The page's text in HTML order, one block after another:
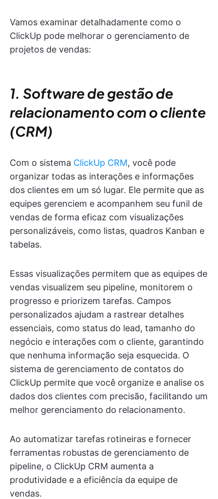
Vamos examinar detalhadamente como o
ClickUp pode melhorar o gerenciamento de
projetos de vendas:
1. Software de gestão de
relacionamento com o cliente
(CRM)
Com o sistema ClickUp CRM, você pode
organizar todas as interações e informações
dos clientes em um só lugar. Ele permite que as
equipes gerenciem e acompanhem seu funil de
vendas de forma eficaz com visualizações
personalizáveis, como listas, quadros Kanban e
tabelas.
Essas visualizações permitem que as equipes de
vendas visualizem seu pipeline, monitorem o
progresso e priorizem tarefas. Campos
personalizados ajudam a rastrear detalhes
essenciais, como status do lead, tamanho do
negócio e interações com o cliente, garantindo
que nenhuma informação seja esquecida. O
sistema de gerenciamento de contatos do
ClickUp permite que você organize e analise os
dados dos clientes com precisão, facilitando um
melhor gerenciamento do relacionamento.
Ao automatizar tarefas rotineiras e fornecer
ferramentas robustas de gerenciamento de
pipeline, o ClickUp CRM aumenta a
produtividade e a eficiência da equipe de
vendas.